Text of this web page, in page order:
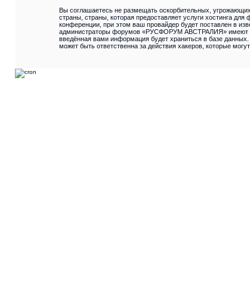
Вы соглашаетесь не размещать оскорбительных,
страны, страны, которая предоставляет услуги хостинга
конференции, при этом ваш провайдер будет поставлен в
администраторы форумов «РУСФОРУМ АВСТРАЛИЯ» имеют
введённая вами информация будет храниться в базе
может быть ответственна за действия хакеров, которые